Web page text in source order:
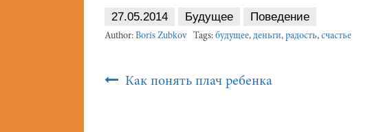
27.05.2014 Будущее Поведение
Author: Boris Zubkov Tags: будущее, деньги, радость, счастье
PostКак понять плач ребенка